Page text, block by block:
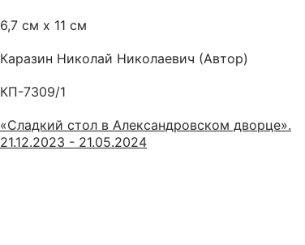
6,7 см х 11 см
Каразин Николай Николаевич (Автор)
КП-7309/1
«Сладкий стол в Александровском дворце».
21.12.2023 - 21.05.2024